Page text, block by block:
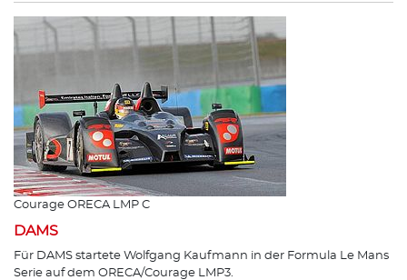
Courage ORECA LMP C
DAMS
Für DAMS startete Wolfgang Kaufmann in der Formula Le Mans
Serie auf dem ORECA/Courage LMP3.